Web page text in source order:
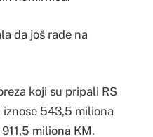
da još rade na
koji su pripali RS
iznose 543,5 miliona
miliona KM.